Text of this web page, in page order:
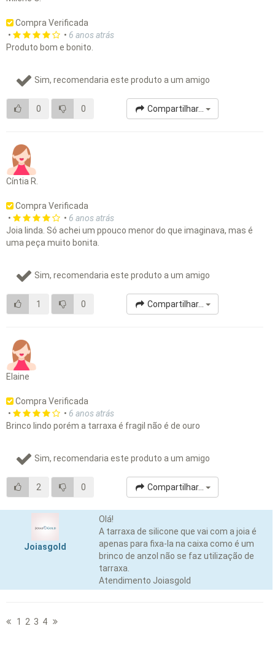
Compra Verificada
•
• 6 anos atrás
Produto bom e bonito.
Sim, recomendaria este produto a um amigo
0 0 Compartilhar...
Cíntia R.
Compra Verificada
•
• 6 anos atrás
Joia linda. Só achei um ppouco menor do que imaginava, mas é
uma peça muito bonita.
Sim, recomendaria este produto a um amigo
1 0 Compartilhar...
Elaine
Compra Verificada
•
• 6 anos atrás
Brinco lindo porém a tarraxa é fragil não é de ouro
Sim, recomendaria este produto a um amigo
2 0 Compartilhar...
Joiasgold
Olá!
A tarraxa de silicone que vai com a joia é
apenas para fixa-la na caixa como é um
brinco de anzol não se faz utilização de
tarraxa.
Atendimento Joiasgold
1 2 3 4